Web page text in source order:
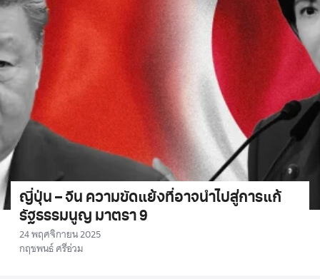
ญี่ปุ่น – จีน ความขัดแย้งที่อาจนำไปสู่การแก้
รัฐธรรมนูญ มาตรา 9
24 พฤศจิกายน 2025
กฤชพนธ์ ศรีอ่วม